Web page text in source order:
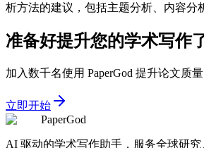
析方法的建议，包括主题分析、内容分
准备好提升您的学术写作
加入数千名使用 PaperGod 提升论文质
立即开始
PaperGod
AI 驱动的学术写作助手，服务全球研究